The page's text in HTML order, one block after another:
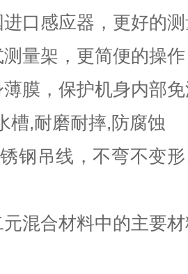
口感应器，更好的
量架，更简便的操作
膜，保护机身内部
槽,耐磨耐摔,防腐蚀
钢吊线，不弯不变
混合材料中的主要